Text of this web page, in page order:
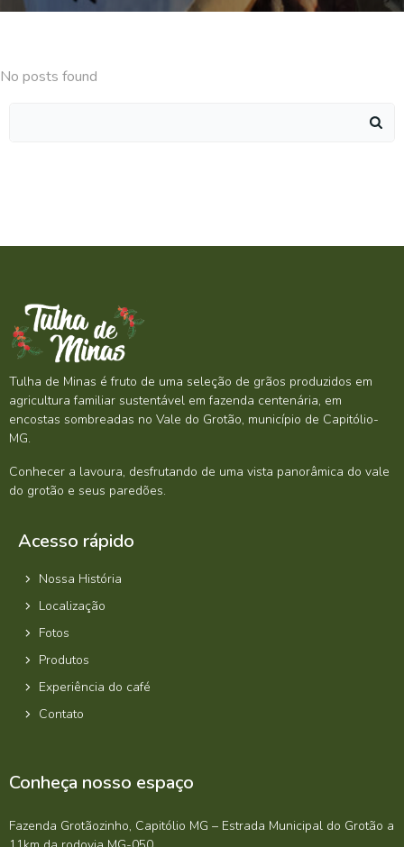
No posts found
Tulha de Minas é fruto de uma seleção de grãos produzidos em
agricultura familiar sustentável em fazenda centenária, em
encostas sombreadas no Vale do Grotão, município de Capitólio-
MG.
Conhecer a lavoura, desfrutando de uma vista panorâmica do vale
do grotão e seus paredões.
Acesso rápido
Nossa História
Localização
Fotos
Produtos
Experiência do café
Contato
Conheça nosso espaço
Fazenda Grotãozinho, Capitólio MG – Estrada Municipal do Grotão a